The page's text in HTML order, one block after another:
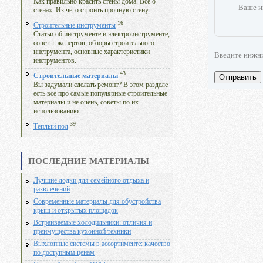
Как правильно красить стены дома. Все о
стенах. Из чего строить прочную стену.
Строительные инструменты 16
Статьи об инструменте и электроинструменте,
советы экспертов, обзоры строительного
инструмента, основные характеристики
инструментов.
Строительные материалы 43
Вы задумали сделать ремонт? В этом разделе
есть все про самые популярные строительные
материалы и не очень, советы по их
использованию.
Теплый пол 39
ПОСЛЕДНИЕ МАТЕРИАЛЫ
Лучшие лодки для семейного отдыха и
развлечений
Современные материалы для обустройства
крыш и открытых площадок
Встраиваемые холодильники: отличия и
преимущества кухонной техники
Выхлопные системы в ассортименте: качество
по доступным ценам
Ваше
Введите
Отправить